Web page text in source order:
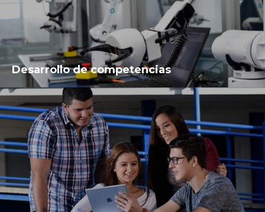
Desarrollo de competencias